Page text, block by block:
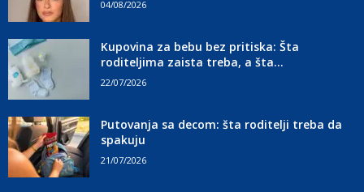
04/08/2026
Kupovina za bebu bez pritiska: Šta
roditeljima zaista treba, a šta...
22/07/2026
Putovanja sa decom: šta roditelji treba da
spakuju
21/07/2026